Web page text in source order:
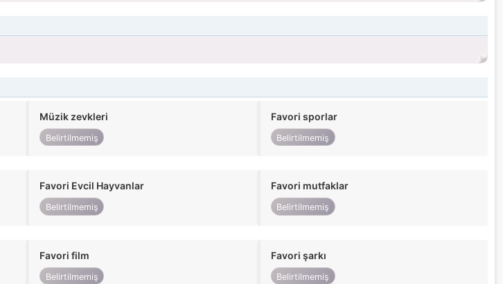
Müzik zevkleri
Belirtilmemiş
Favori sporlar
Belirtilmemiş
Favori Evcil Hayvanlar
Belirtilmemiş
Favori mutfaklar
Belirtilmemiş
Favori film
Belirtilmemiş
Favori şarkı
Belirtilmemiş